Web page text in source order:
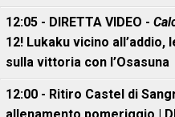
12:05 - DIRETTA VIDEO -
12! Lukaku vicino
sulla vittoria con l’Osasuna
12:00 - Ritiro Castel di